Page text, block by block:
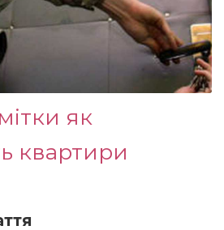
як
квартири